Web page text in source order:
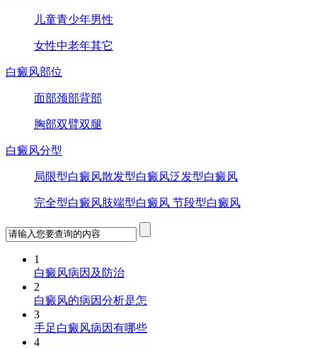
儿童青少年男性
女性中老年其它
白癜风部位
面部颈部背部
胸部双臂双腿
白癜风分型
局限型白癜风散发型白癜风泛发型白癜风
完全型白癜风肢端型白癜风 节段型白癜风
1
白癜风病因及防治
2
白癜风的病因分析是怎
3
手足白癜风病因有哪些
4